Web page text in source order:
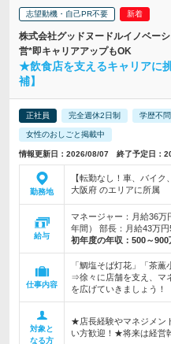
志望動機・自己PR不要
株式会社グッドヌードルイノベー
営*即キャリアアップもOK
★飲食店を支えるキャリアに
補】
正社員 完全週休2日制 学歴不問
女性のおしごと掲載中
情報更新日：2026/08/07 終了予定日：
勤務地
【転勤なし！車、バイ
大阪府 のエリアに所属
給与
マネージャー：月給36万
年間） 部長：月給43万
初年度の年収： 500～900
仕事内容
「鯛塩そば灯花」「茶
⇒徐々に店舗を支え、マ
を広げていきましょう！
対象と
なる方
★店長経験やマネジメン
い方歓迎！★将来は経営